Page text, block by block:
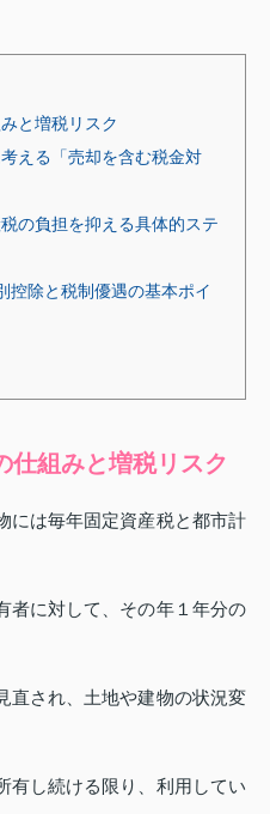
と増税リスク
える「売却を含む税金対
の負担を抑える具体的ステ
控除と税制優遇の基本ポイ
仕組みと増税リスク
には毎年固定資産税と都市計
者に対して、その年１年分の
直され、土地や建物の状況変
有し続ける限り、利用してい